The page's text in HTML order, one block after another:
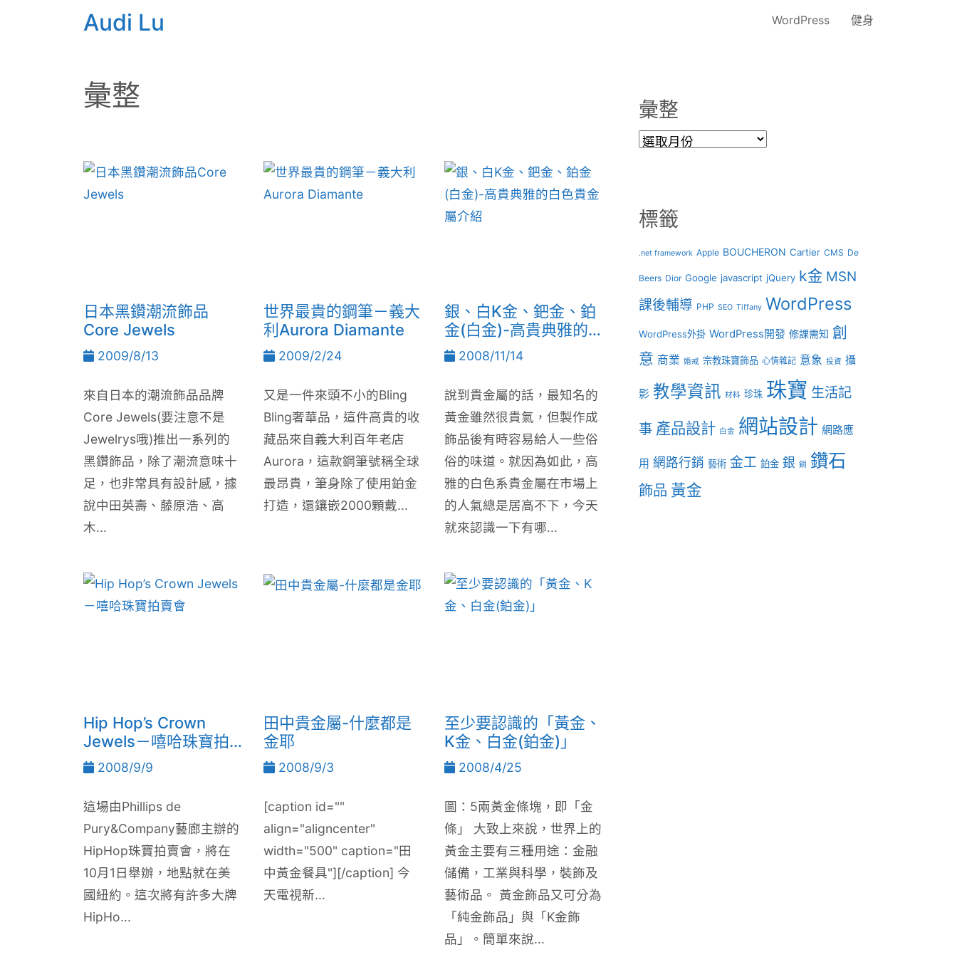
Audi Lu WordPress 健身
彙整
日本黑鑽潮流飾品
Core Jewels
2009/8/13
來自日本的潮流飾品品牌
Core Jewels(要注意不是
Jewelrys哦)推出一系列的
黑鑽飾品，除了潮流意味十
足，也非常具有設計感，據
說中田英壽、藤原浩、高
木...
世界最貴的鋼筆－義大
利Aurora Diamante
2009/2/24
又是一件來頭不小的Bling
Bling奢華品，這件高貴的收
藏品來自義大利百年老店
Aurora，這款鋼筆號稱全球
最昂貴，筆身除了使用鉑金
打造，還鑲嵌2000顆戴...
銀、白K金、鈀金、鉑
金(白金)-高貴典雅的
白色貴金屬介紹
2008/11/14
說到貴金屬的話，最知名的
黃金雖然很貴氣，但製作成
飾品後有時容易給人一些俗
俗的味道。就因為如此，高
雅的白色系貴金屬在市場上
的人氣總是居高不下，今天
就來認識一下有哪...
Hip Hop’s Crown
Jewels－嘻哈珠寶拍
賣會2008/9/9
這場由Phillips de
Pury&Company藝廊主辦的
HipHop珠寶拍賣會，將在
10月1日舉辦，地點就在美
國紐約。這次將有許多大牌
HipHo...
田中貴金屬-什麼都是
金耶
2008/9/3
[caption id=""
align="aligncenter"
width="500" caption="田
中黃金餐具"][/caption] 今
天電視新...
至少要認識的「黃金、
K金、白金(鉑金)」
2008/4/25
圖：5兩黃金條塊，即「金
條」 大致上來說，世界上的
黃金主要有三種用途：金融
儲備，工業與科學，裝飾及
藝術品。 黃金飾品又可分為
「純金飾品」與「K金飾
品」。簡單來說...
彙整
彙
標籤
.net framework Apple BOUCHERON Cartier CMS De
Beers Dior Google javascript jQuery k金 MSN
課後輔導 PHP SEO Tiffany WordPress
WordPress外掛 WordPress開發 修課需知 創
意 商業 婚戒 宗教珠寶飾品 心情雜記 意象 投資 攝
影 教學資訊 材料 珍珠 珠寶 生活記
事 產品設計 白金 網站設計 網路應
用 網路行銷 藝術 金工 鉑金 銀 銅 鑽石
飾品 黃金